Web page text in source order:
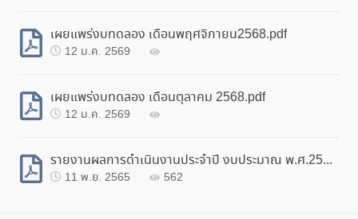
02
พ.ย.
09
ก.ค.
01
17
มิ.ย. ฝึกอบรม สาขาการติดต่อสื่อสารคุณภาพเพื่อการประสานงาน การสอนงานและการนำเสนองาน
เผยแพร่งบทดลอง เดือนพฤศจิกายน2568.pdf
12 ม.ค. 2569
เผยแพร่งบทดลอง เดือนตุลาคม 2568.pdf
12 ม.ค. 2569
รายงานผลการดำเนินงานประจำปี งบประมาณ พ.ศ.2565.pdf
11 พ.ย. 2565 562